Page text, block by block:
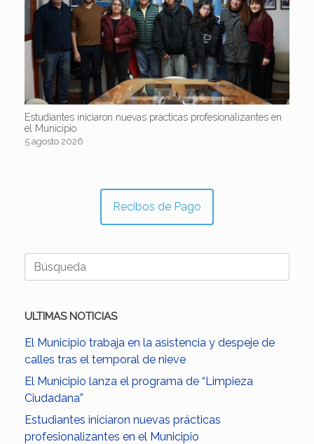
Estudiantes iniciaron nuevas prácticas profesionalizantes en
el Municipio
5 agosto 2026
Recibos de Pago
Buscar:
ULTIMAS NOTICIAS
El Municipio trabaja en la asistencia y despeje de
calles tras el temporal de nieve
El Municipio lanza el programa de “Limpieza
Ciudadana”
Estudiantes iniciaron nuevas prácticas
profesionalizantes en el Municipio